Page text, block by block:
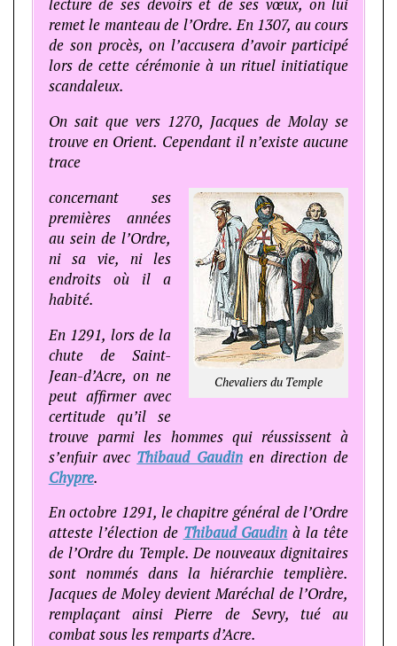
lecture de ses devoirs et de ses vœux, on lui
remet le manteau de l’Ordre. En 1307, au cours
de son procès, on l’accusera d’avoir participé
lors de cette cérémonie à un rituel initiatique
scandaleux.
On sait que vers 1270, Jacques de Molay se
trouve en Orient. Cependant il n’existe aucune
trace
Chevaliers du Temple
concernant ses
premières années
au sein de l’Ordre,
ni sa vie, ni les
endroits où il a
habité.
En 1291, lors de la
chute de Saint-
Jean-d’Acre, on ne
peut affirmer avec
certitude qu’il se
trouve parmi les hommes qui réussissent à
s’enfuir avec Thibaud Gaudinen direction de
Chypre.
En octobre 1291, le chapitre général de l’Ordre
atteste l’élection de Thibaud Gaudin à la tête
de l’Ordre du Temple. De nouveaux dignitaires
sont nommés dans la hiérarchie templière.
Jacques de Moley devient Maréchal de l’Ordre,
remplaçant ainsi Pierre de Sevry, tué au
combat sous les remparts d’Acre.